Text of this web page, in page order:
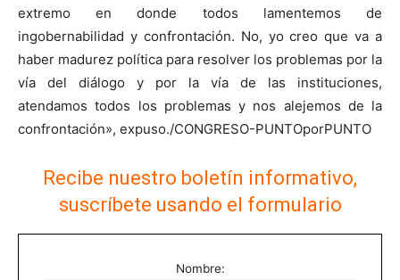
extremo en donde todos lamentemos de
ingobernabilidad y confrontación. No, yo creo que va a
haber madurez política para resolver los problemas por la
vía del diálogo y por la vía de las instituciones,
atendamos todos los problemas y nos alejemos de la
confrontación», expuso./CONGRESO-PUNTOporPUNTO
Recibe nuestro boletín informativo,
suscríbete usando el formulario
Nombre: